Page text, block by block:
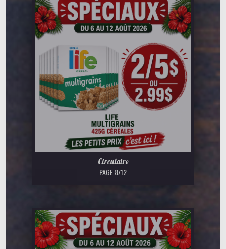
Circulaire
PAGE 8/12